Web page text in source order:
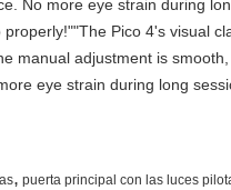
No more eye strain during
Pico 4's visual
manual adjustment is
eye strain during long
, puerta principal con las luces